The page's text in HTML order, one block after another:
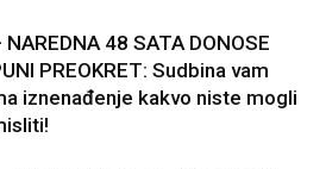
NAREDNA 48 SATA DONOSE
PREOKRET: Sudbina vam
iznenađenje kakvo niste mogli